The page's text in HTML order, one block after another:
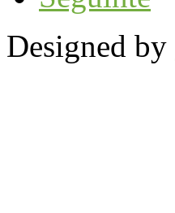
Designed by